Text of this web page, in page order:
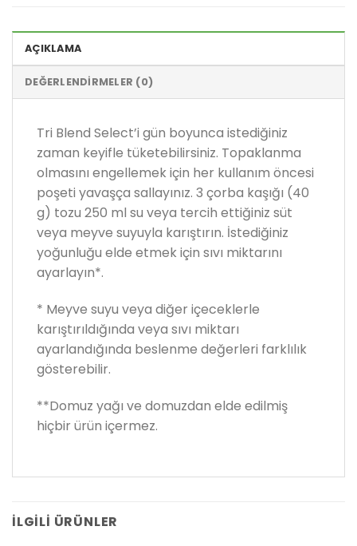
AÇIKLAMA
DEĞERLENDIRMELER (0)
Tri Blend Select’i gün boyunca istediğiniz
zaman keyifle tüketebilirsiniz. Topaklanma
olmasını engellemek için her kullanım öncesi
poşeti yavaşça sallayınız. 3 çorba kaşığı (40
g) tozu 250 ml su veya tercih ettiğiniz süt
veya meyve suyuyla karıştırın. İstediğiniz
yoğunluğu elde etmek için sıvı miktarını
ayarlayın*.
* Meyve suyu veya diğer içeceklerle
karıştırıldığında veya sıvı miktarı
ayarlandığında beslenme değerleri farklılık
gösterebilir.
**Domuz yağı ve domuzdan elde edilmiş
hiçbir ürün içermez.
İLGILI ÜRÜNLER